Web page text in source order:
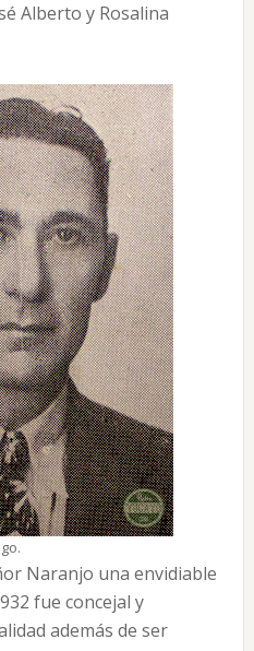
Alberto y Rosalina
Naranjo una envidiable
fue concejal y
además de ser